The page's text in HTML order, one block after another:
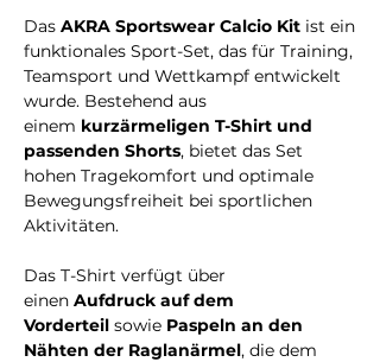
Das AKRA Sportswear Calcio Kit ist ein
funktionales Sport-Set, das für Training,
Teamsport und Wettkampf entwickelt
wurde. Bestehend aus
einem kurzärmeligen T-Shirt und
passenden Shorts, bietet das Set
hohen Tragekomfort und optimale
Bewegungsfreiheit bei sportlichen
Aktivitäten.
Das T-Shirt verfügt über
einen Aufdruck auf dem
Vorderteil sowie Paspeln an den
Nähten der Raglanärmel, die dem